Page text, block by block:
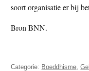
soort organisatie er bij
Bron BNN.
Categorie: Boeddhisme ,